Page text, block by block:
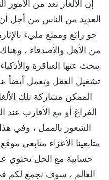
إن الألغاز تعد من الأمور
العديد من الناس من أجل
جو رائع وممتع مليء
من الأهل والأصدقاء ،
يبحث عنها العباقرة
تشغيل العقل وتعمل أيضاً
الممكن مشاركة تلك
الفراغ أو مع الأقارب
الشعور بالممل ، وفي
حسابية مع الحل تحتوي
العالم ، سوف نجمع لكم